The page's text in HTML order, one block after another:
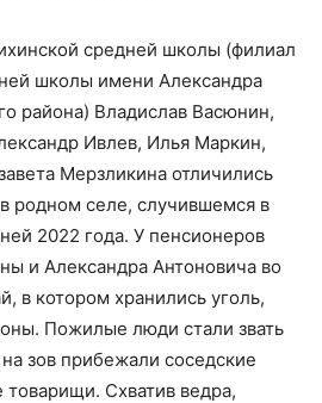
средней школы (филиал
школы имени Александра
района) Владислав Васюнин,
Ивлев, Илья Маркин,
Мерзликина отличились
родном селе, случившемся в
2022 года. У пенсионеров
и Александра Антоновича во
в котором хранились уголь,
Пожилые люди стали звать
зов прибежали соседские
Схватив ведра,